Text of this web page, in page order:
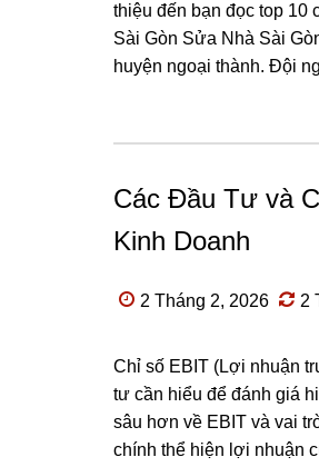
thiệu đến bạn đọc top 10
Sài Gòn Sửa Nhà Sài
huyện ngoại thành. Đội
Các Đầu Tư và
Kinh Doanh
2 Tháng 2, 2026 2
Chỉ số EBIT (Lợi nhuận
tư cần hiểu để đánh giá
sâu hơn về EBIT và vai
chính thể hiện lợi nhuận